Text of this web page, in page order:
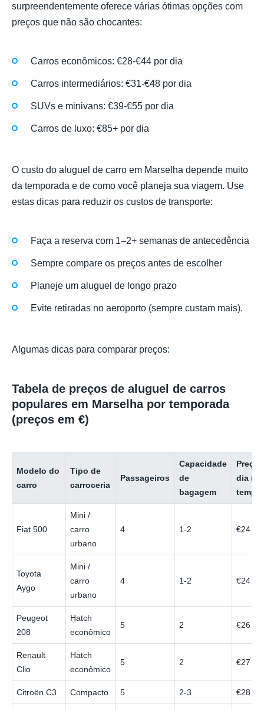
surpreendentemente oferece várias ótimas opções com
preços que não são chocantes:
Carros econômicos: €28-€44 por dia
Carros intermediários: €31-€48 por dia
SUVs e minivans: €39-€55 por dia
Carros de luxo: €85+ por dia
O custo do aluguel de carro em Marselha depende muito
da temporada e de como você planeja sua viagem. Use
estas dicas para reduzir os custos de transporte:
Faça a reserva com 1–2+ semanas de antecedência
Sempre compare os preços antes de escolher
Planeje um aluguel de longo prazo
Evite retiradas no aeroporto (sempre custam mais).
Algumas dicas para comparar preços:
Tabela de preços de aluguel de carros
populares em Marselha por temporada
(preços em €)
Modelo do
carro
Tipo de
carroceria
Passageiros
Capacidade
de
bagagem
Preço
dia
Fiat 500
Mini /
carro
urbano
4 1-2 €24
Toyota
Aygo
Mini /
carro
urbano
4 1-2 €24
Peugeot
208
Hatch
econômico
5 2 €26
Renault
Clio
Hatch
econômico
5 2 €27
Citroën C3 Compacto 5 2-3 €28